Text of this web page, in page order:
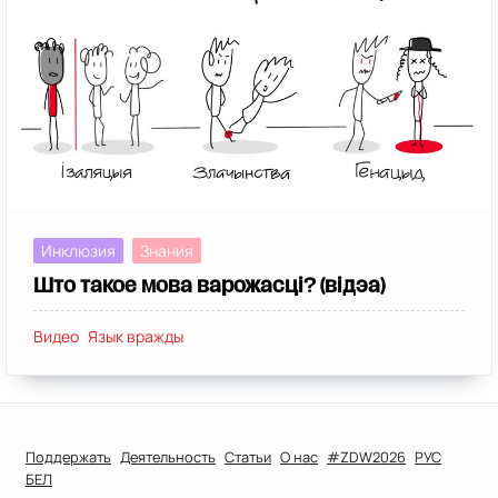
Диабет
Жанчыны(1) Мультфильмы Аудит(1)
Праздники(1) Комиксы (1) Квиз (1) Шутки
Горад
(1) Ассертивность(1) Фильмы
(1)
СДВГ(1) Политики(1) Подростки (1)
Инклюзия Знания
Што такое мова варожасці? (відэа)
Видео Язык вражды
Поддержать Деятельность Статьи О нас #ZDW2026 РУС
БЕЛ